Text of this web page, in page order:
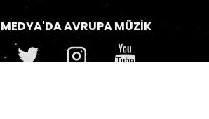
AVRUPA MÜZIK